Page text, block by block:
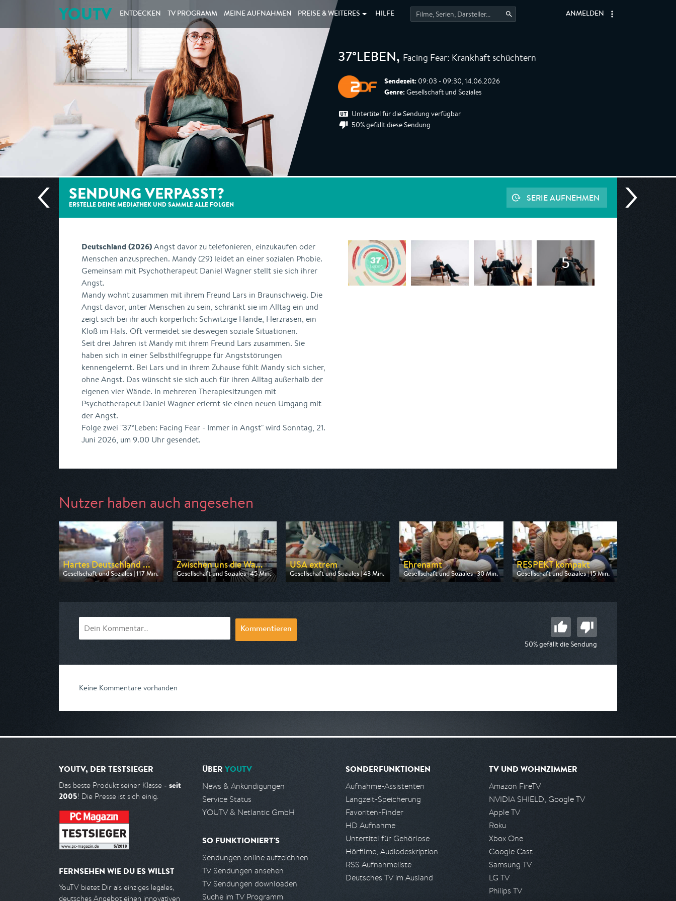
YOUTV ENTDECKEN TV PROGRAMM MEINE AUFNAHMEN PREISE & WEITERES HILFE ANMELDEN
37°LEBEN, Facing Fear: Krankhaft schüchtern
Sendezeit: 09:03 - 09:30, 14.06.2026
Genre: Gesellschaft und Soziales
Untertitel für die Sendung verfügbar
50% gefällt diese Sendung
SENDUNG VERPASST?
ERSTELLE DEINE MEDIATHEK UND SAMMLE ALLE FOLGEN
SERIE AUFNEHMEN
Deutschland (2026)Angst davor zu telefonieren, einzukaufen oder
Menschen anzusprechen. Mandy (29) leidet an einer sozialen Phobie.
Gemeinsam mit Psychotherapeut Daniel Wagner stellt sie sich ihrer
Angst.
Mandy wohnt zusammen mit ihrem Freund Lars in Braunschweig. Die
Angst davor, unter Menschen zu sein, schränkt sie im Alltag ein und
zeigt sich bei ihr auch körperlich: Schwitzige Hände, Herzrasen, ein
Kloß im Hals. Oft vermeidet sie deswegen soziale Situationen.
Seit drei Jahren ist Mandy mit ihrem Freund Lars zusammen. Sie
haben sich in einer Selbsthilfegruppe für Angststörungen
kennengelernt. Bei Lars und in ihrem Zuhause fühlt Mandy sich sicher,
ohne Angst. Das wünscht sie sich auch für ihren Alltag außerhalb der
eigenen vier Wände. In mehreren Therapiesitzungen mit
Psychotherapeut Daniel Wagner erlernt sie einen neuen Umgang mit
der Angst.
Folge zwei "37°Leben: Facing Fear - Immer in Angst" wird Sonntag, 21.
Juni 2026, um 9.00 Uhr gesendet.
Nutzer haben auch angesehen
Hartes Deutschland ...
Gesellschaft und Soziales | 117 Min.
Ausgestrahlt von RTLZWEI
Zwischen uns die Wa...
Gesellschaft und Soziales | 45 Min.
Ausgestrahlt von 3sat
USA extrem
Gesellschaft und Soziales | 43 Min.
Ausgestrahlt von ZDF info
Ehrenamt
Gesellschaft und Soziales | 30 Min.
Ausgestrahlt von Phoenix
RESPEKT kompakt
Gesellschaft und Soziales | 15 Min.
Ausgestrahlt von ARD alpha
Kommentieren
50% gefällt die Sendung
Keine Kommentare vorhanden
YOUTV, DER TESTSIEGER
Das beste Produkt seiner Klasse - seit
2005! Die Presse ist sich einig.
FERNSEHEN WIE DU ES WILLST
YouTV bietet Dir als einziges legales,
deutsches Angebot einen innovativen
ÜBER YOUTV
News & Ankündigungen
Service Status
YOUTV & Netlantic GmbH
SO FUNKTIONIERT'S
Sendungen online aufzeichnen
TV Sendungen ansehen
TV Sendungen downloaden
Suche im TV Programm
SONDERFUNKTIONEN
Aufnahme-Assistenten
Langzeit-Speicherung
Favoriten-Finder
HD Aufnahme
Untertitel für Gehörlose
Hörfilme, Audiodeskription
RSS Aufnahmeliste
Deutsches TV im Ausland
TV UND WOHNZIMMER
Amazon FireTV
NVIDIA SHIELD, Google TV
Apple TV
Roku
Xbox One
Google Cast
Samsung TV
LG TV
Philips TV